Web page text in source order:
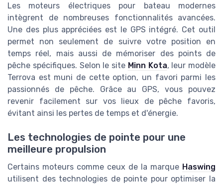
Les moteurs électriques pour bateau modernes
intègrent de nombreuses fonctionnalités avancées.
Une des plus appréciées est le GPS intégré. Cet outil
permet non seulement de suivre votre position en
temps réel, mais aussi de mémoriser des points de
pêche spécifiques. Selon le site Minn Kota, leur modèle
Terrova est muni de cette option, un favori parmi les
passionnés de pêche. Grâce au GPS, vous pouvez
revenir facilement sur vos lieux de pêche favoris,
évitant ainsi les pertes de temps et d'énergie.
Les technologies de pointe pour une
meilleure propulsion
Certains moteurs comme ceux de la marque Haswing
utilisent des technologies de pointe pour optimiser la